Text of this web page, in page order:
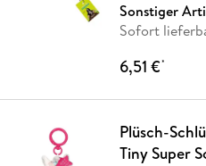
Sonstiger
Sofort
6,51 €*
Plüsch-
Tiny Super